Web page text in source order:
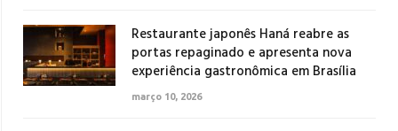
Restaurante japonês Haná reabre as
portas repaginado e apresenta nova
experiência gastronômica em Brasília
março 10, 2026